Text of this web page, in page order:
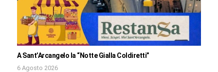
A Sant’Arcangelo la “Notte Gialla Coldiretti”
6 Agosto 2026